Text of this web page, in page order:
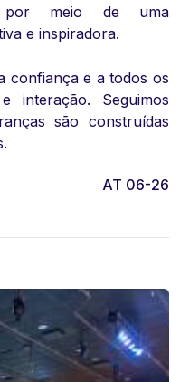
por meio de uma
e inspiradora.
confiança e a todos os
interação. Seguimos
são construídas
AT 06-26